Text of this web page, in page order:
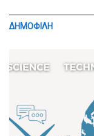
ΔΗΜΟΦΙΛΗ